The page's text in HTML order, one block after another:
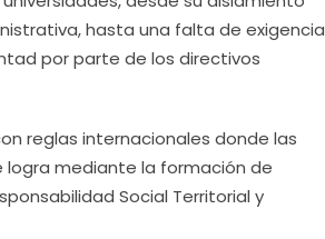
hasta una falta de exigencia
por parte de los directivos
reglas internacionales donde las
logra mediante la formación de
Social Territorial y